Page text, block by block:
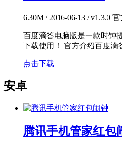
6.30M / 2016-06-13 / v1.3.0 官
百度滴答电脑版是一款时钟
下载使用！ 官方介绍百度滴
点击下载
安卓
腾讯手机管家红包